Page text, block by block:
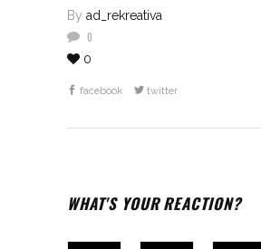
By ad_rekreativa
0
0
facebook twitter
WHAT'S YOUR REACTION?